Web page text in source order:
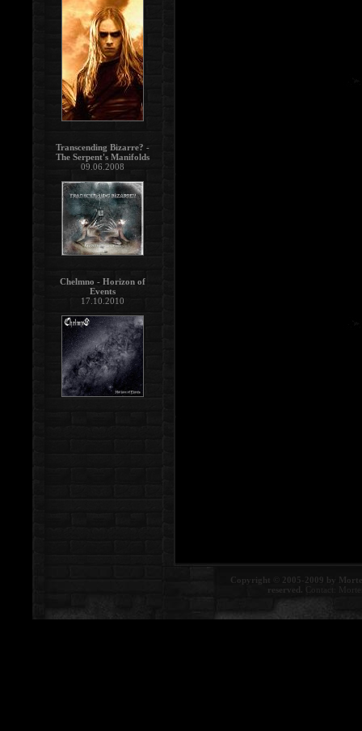
Copyright © 2005-2009 by
reserved. Contact:
Transcending Bizarre? -
The Serpent's Manifolds
09.06.2008
Chelmno - Horizon of
Events
17.10.2010